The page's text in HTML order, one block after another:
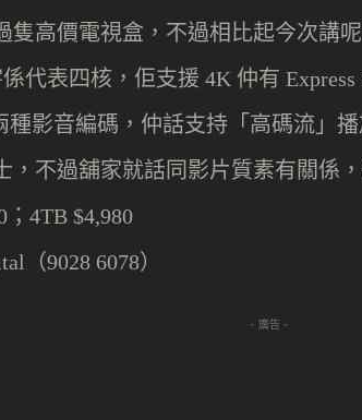
隻高價電視盒，不過相比起今次講
係代表四核，佢支援 4K 仲有 Express
種影音編碼，仲話支持 「高碼流 」
，不過舖家就話同影片質素有關係
； 4TB $4,980
（9028 6078）
- 廣告 -